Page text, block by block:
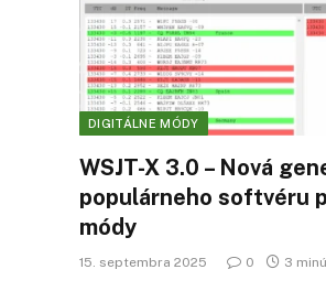
DIGITÁLNE MÓDY
WSJT-X 3.0 – Nová
populárneho softvéru
módy
15. septembra 2025 0 3